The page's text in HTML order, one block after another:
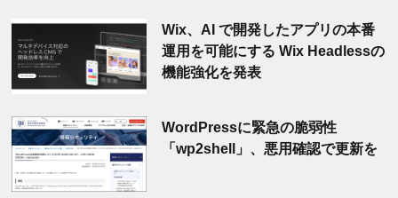
Wix、AI で開発したアプリの本番
運用を可能にする Wix Headlessの
機能強化を発表
WordPressに緊急の脆弱性
「wp2shell」、悪用確認で更新を